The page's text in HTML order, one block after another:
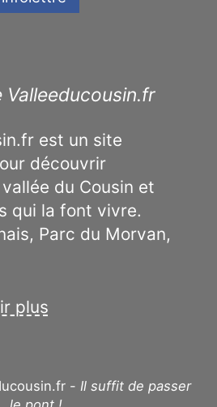
est un site
découvrir
du Cousin et
qui la font vivre.
Parc du Morvan,
plus
- Il suffit de passer